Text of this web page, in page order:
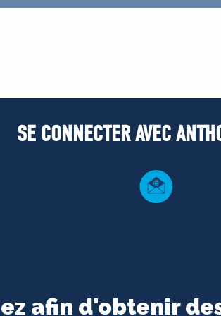
SE CONNECTER AVEC
afin d'obtenir